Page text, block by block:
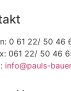
0 61 22/ 50 46
061 22/ 50 46
info@pauls-